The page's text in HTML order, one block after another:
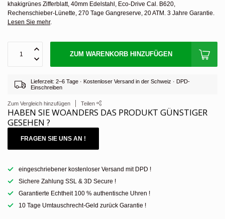
khakigrünes Zifferblatt, 40mm Edelstahl, Eco-Drive Cal. B620,
Rechenschieber-Lünette, 270 Tage Gangreserve, 20 ATM. 3 Jahre Garantie.
Lesen Sie mehr.
ZUM WARENKORB HINZUFÜGEN
Lieferzeit: 2–6 Tage · Kostenloser Versand in der Schweiz · DPD-
Einschreiben
Zum Vergleich hinzufügen Teilen
HABEN SIE WOANDERS DAS PRODUKT GÜNSTIGER
GESEHEN ?
FRAGEN SIE UNS AN !
eingeschriebener kostenloser Versand mit DPD !
Sichere Zahlung SSL & 3D Secure !
Garantierte Echtheit 100 % authentische Uhren !
10 Tage Umtauschrecht-Geld zurück Garantie !